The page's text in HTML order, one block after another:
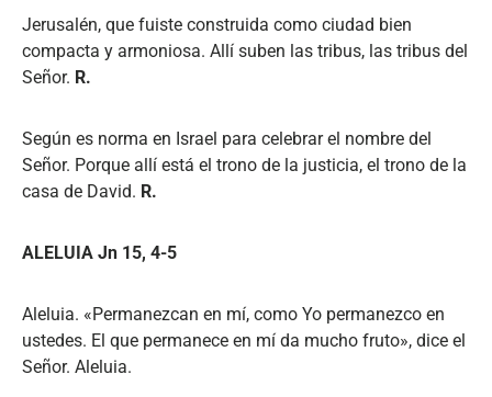
Jerusalén, que fuiste construida como ciudad bien
compacta y armoniosa. Allí suben las tribus, las tribus del
Señor. R.
Según es norma en Israel para celebrar el nombre del
Señor. Porque allí está el trono de la justicia, el trono de la
casa de David. R.
ALELUIA Jn 15, 4-5
Aleluia. «Permanezcan en mí, como Yo permanezco en
ustedes. El que permanece en mí da mucho fruto», dice el
Señor. Aleluia.